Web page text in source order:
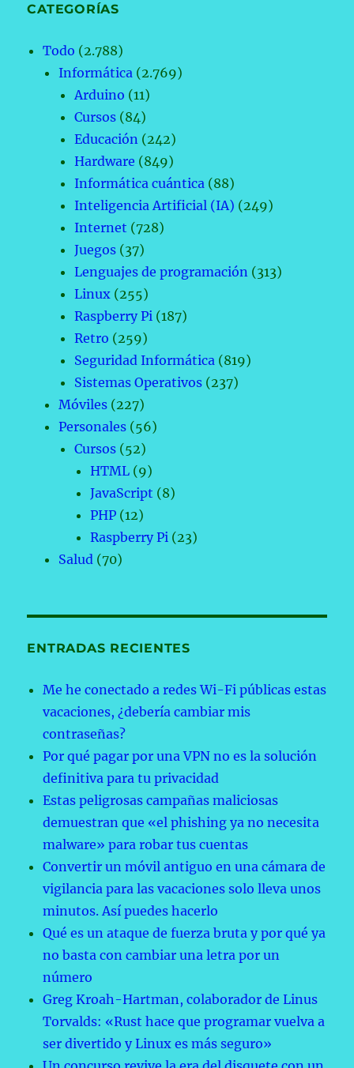
CATEGORÍAS
Todo (2.788)
Informática (2.769)
Arduino (11)
Cursos (84)
Educación (242)
Hardware (849)
Informática cuántica (88)
Inteligencia Artificial (IA) (249)
Internet (728)
Juegos (37)
Lenguajes de programación (313)
Linux (255)
Raspberry Pi (187)
Retro (259)
Seguridad Informática (819)
Sistemas Operativos (237)
Móviles (227)
Personales (56)
Cursos (52)
HTML (9)
JavaScript (8)
PHP (12)
Raspberry Pi (23)
Salud (70)
ENTRADAS RECIENTES
Me he conectado a redes Wi-Fi públicas estas
vacaciones, ¿debería cambiar mis
contraseñas?
Por qué pagar por una VPN no es la solución
definitiva para tu privacidad
Estas peligrosas campañas maliciosas
demuestran que «el phishing ya no necesita
malware» para robar tus cuentas
Convertir un móvil antiguo en una cámara de
vigilancia para las vacaciones solo lleva unos
minutos. Así puedes hacerlo
Qué es un ataque de fuerza bruta y por qué ya
no basta con cambiar una letra por un
número
Greg Kroah-Hartman, colaborador de Linus
Torvalds: «Rust hace que programar vuelva a
ser divertido y Linux es más seguro»